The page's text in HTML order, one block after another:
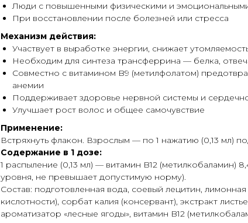
Люди с повышенными физическими и
При восстановлении после болезней или стресса
Механизм действия:
Участвует в выработке энергии, снижает
Необходим для синтеза трансферрина — белка,
Совместно с витамином B9 (метилфолатом)
анемии
Поддерживает здоровье нервной системы и
Улучшает рост волос и общее самочувствие
Применение:
Встряхнуть флакон. Взрослым — по 1 нажатию (0,13 мл)
Содержание в 1 дозе:
1 распыление (0,13 мл) — витамин B12 (метилкобаламин)
уровня, не превышает допустимую норму).
Состав: подготовленная вода, соевый лецитин, лимонная
кислотности), сорбат калия (консервант), экстракт
ароматизатор «лесные ягоды», витамин B12